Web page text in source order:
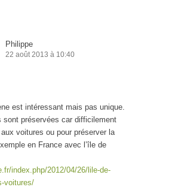
Philippe
22 août 2013 à 10:40
est intéressant mais pas unique.
sont préservées car difficilement
voitures ou pour préserver la
en France avec l’île de
index.php/2012/04/26/lile-de-
voitures/